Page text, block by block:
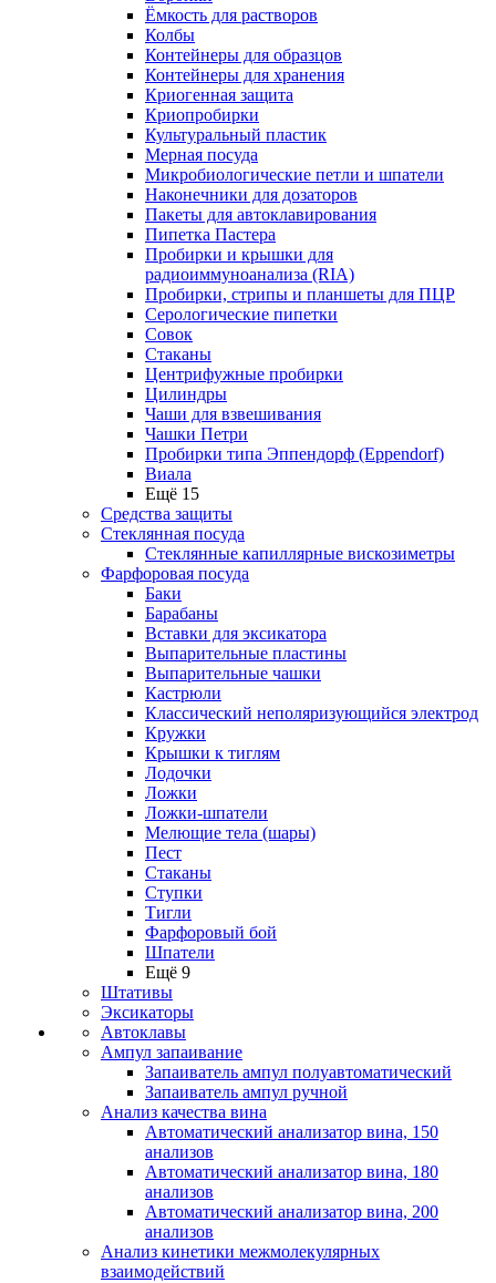
Ёмкость для растворов
Колбы
Контейнеры для образцов
Контейнеры для хранения
Криогенная защита
Криопробирки
Культуральный пластик
Мерная посуда
Микробиологические петли и шпатели
Наконечники для дозаторов
Пакеты для автоклавирования
Пипетка Пастера
Пробирки и крышки для
радиоиммуноанализа (RIA)
Пробирки, стрипы и планшеты для ПЦР
Серологические пипетки
Совок
Стаканы
Центрифужные пробирки
Цилиндры
Чаши для взвешивания
Чашки Петри
Пробирки типа Эппендорф (Eppendorf)
Виала
Ещё 15
Средства защиты
Стеклянная посуда
Стеклянные капиллярные вискозиметры
Фарфоровая посуда
Баки
Барабаны
Вставки для эксикатора
Выпарительные пластины
Выпарительные чашки
Кастрюли
Классический неполяризующийся электрод
Кружки
Крышки к тиглям
Лодочки
Ложки
Ложки-шпатели
Мелющие тела (шары)
Пест
Стаканы
Ступки
Тигли
Фарфоровый бой
Шпатели
Ещё 9
Штативы
Эксикаторы
Автоклавы
Ампул запаивание
Запаиватель ампул полуавтоматический
Запаиватель ампул ручной
Анализ качества вина
Автоматический анализатор вина, 150
анализов
Автоматический анализатор вина, 180
анализов
Автоматический анализатор вина, 200
анализов
Анализ кинетики межмолекулярных
взаимодействий